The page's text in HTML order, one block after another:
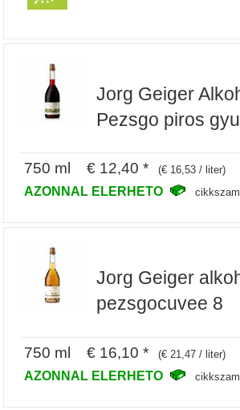
Jorg Geiger
Pezsgo piros
750 ml € 12,40 * (€ 16,53 / liter)
AZONNAL ELERHETO
Jorg Geiger
pezsgocuvee 8
750 ml € 16,10 * (€ 21,47 / liter)
AZONNAL ELERHETO